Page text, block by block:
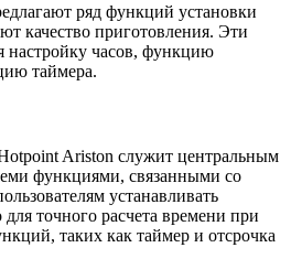
ряд функций установки
качество приготовления. Эти
часов, функцию
таймера.
Ariston служит центральным
функциями, связанными со
устанавливать
точного расчета времени при
таких как таймер и отсрочка